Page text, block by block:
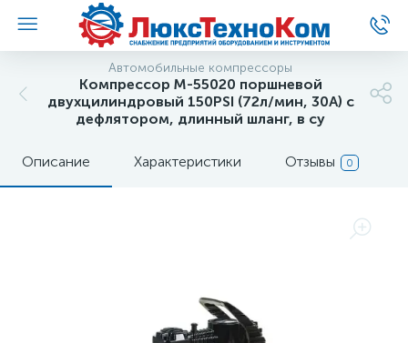
Автомобильные компрессоры
Компрессор M-55020 поршневой
двухцилиндровый 150PSI (72л/мин, 30А) с
дефлятором, длинный шланг, в су
Описание Характеристики Отзывы 0